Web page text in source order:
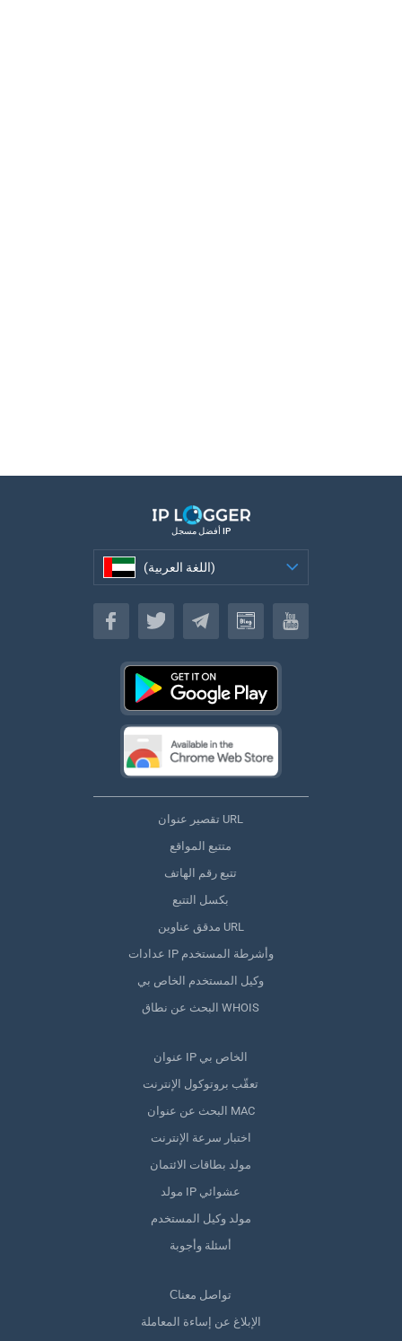
أفضل مسجل IP
(اللغة العربية)
(اللغة العربية)
تقصير عنوان URL
متتبع المواقع
تتبع رقم الهاتف
بكسل التتبع
مدقق عناوين URL
عدادات IP وأشرطة المستخدم
وكيل المستخدم الخاص بي
البحث عن نطاق WHOIS
عنوان IP الخاص بي
تعقّب بروتوكول الإنترنت
البحث عن عنوان MAC
اختبار سرعة الإنترنت
مولد بطاقات الائتمان
مولد IP عشوائي
مولد وكيل المستخدم
أسئلة وأجوبة
Сتواصل معنا
الإبلاغ عن إساءة المعاملة